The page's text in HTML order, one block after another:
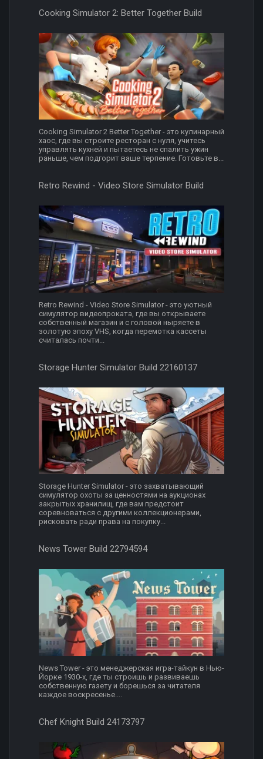
Cooking Simulator 2: Better Together Build
Cooking Simulator 2 Better Together - это кулинарный
хаос, где вы строите ресторан с нуля, учитесь
управлять кухней и пытаетесь не спалить ужин
раньше, чем подгорит ваше терпение. Готовьте в...
Retro Rewind - Video Store Simulator Build
Retro Rewind - Video Store Simulator - это уютный
симулятор видеопроката, где вы открываете
собственный магазин и с головой ныряете в
золотую эпоху VHS, когда перемотка кассеты
считалась почти...
Storage Hunter Simulator Build 22160137
Storage Hunter Simulator - это захватывающий
симулятор охоты за ценностями на аукционах
закрытых хранилищ, где вам предстоит
соревноваться с другими коллекционерами,
рисковать ради права на покупку...
News Tower Build 22794594
News Tower - это менеджерская игра-тайкун в Нью-
Йорке 1930-х, где ты строишь и развиваешь
собственную газету и борешься за читателя
каждое воскресенье....
Chef Knight Build 24173797